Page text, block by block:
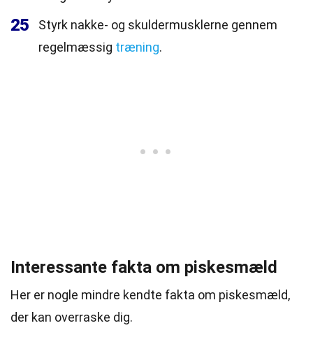
25
Styrk nakke- og skuldermusklerne gennem
regelmæssig træning.
Interessante fakta om piskesmæld
Her er nogle mindre kendte fakta om piskesmæld,
der kan overraske dig.